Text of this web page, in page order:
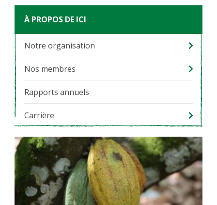
À PROPOS DE ICI
Notre organisation
Nos membres
Rapports annuels
Carrière